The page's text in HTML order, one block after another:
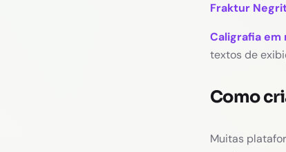
Fraktur
Caligrafia em
textos de
Como
Muitas